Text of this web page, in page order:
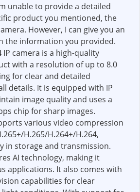
unable to provide a detailed
product you mentioned, the
However, I can give you an
the information you provided.
IP camera is a high-quality
with a resolution of up to 8.0
for clear and detailed
details. It is equipped with IP
image quality and uses a
chip for sharp images.
various video compression
H.265/H.264+/H.264,
in storage and transmission.
AI technology, making it
applications. It also comes with
capabilities for clear